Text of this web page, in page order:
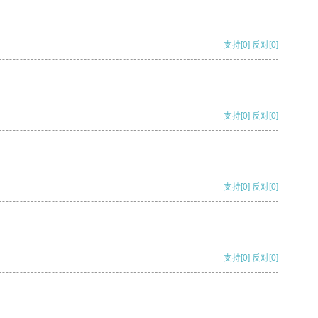
支持[0] 反对[0]
支持[0] 反对[0]
支持[0] 反对[0]
支持[0] 反对[0]